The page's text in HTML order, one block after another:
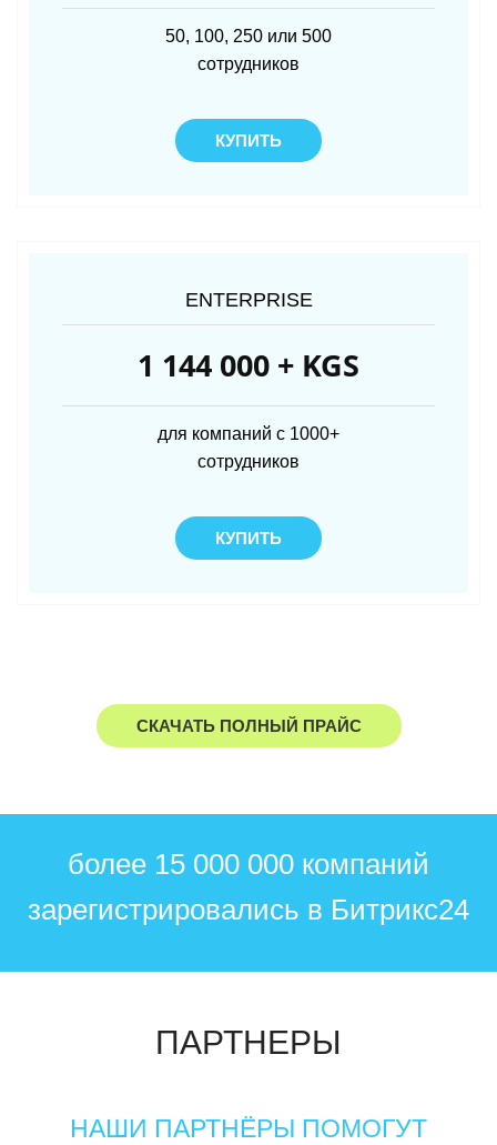
50, 100, 250 или 500
сотрудников
КУПИТЬ
ENTERPRISE
1 144 000 + KGS
для компаний с 1000+
сотрудников
КУПИТЬ
СКАЧАТЬ ПОЛНЫЙ ПРАЙС
более 15 000 000 компаний
зарегистрировались в Битрикс24
ПАРТНЕРЫ
НАШИ ПАРТНЁРЫ ПОМОГУТ